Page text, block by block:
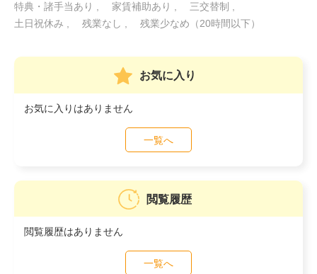
特典・諸手当あり
家賃補助あり
三交替制
土日祝休み
残業なし 残業少なめ（20時間以下）
お気に入り
お気に入りはありません
一覧へ
閲覧履歴
閲覧履歴はありません
一覧へ